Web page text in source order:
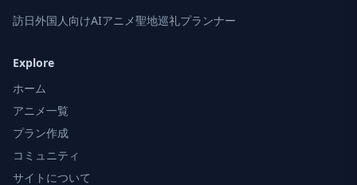
訪日外国人向けAIアニメ聖地巡礼プランナー
Explore
ホーム
アニメ一覧
プラン作成
コミュニティ
サイトについて